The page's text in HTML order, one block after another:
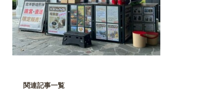
関連記事一覧